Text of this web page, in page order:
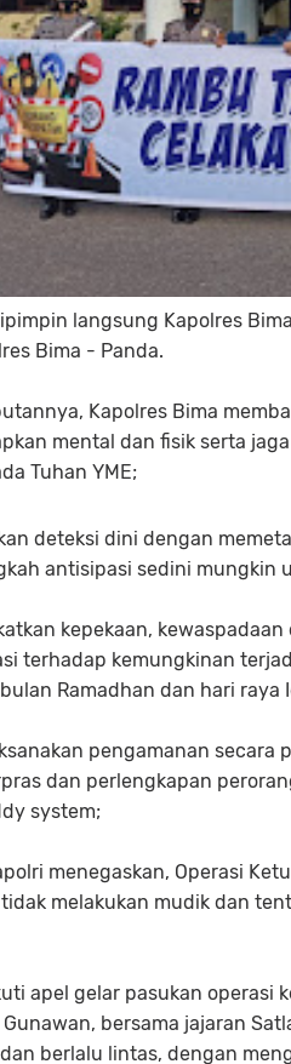
langsung Kapolres
Bima - Panda.
Kapolres Bima
mental dan fisik serta
Tuhan YME;
deteksi dini dengan
antisipasi sedini mungkin
kepekaan,
terhadap kemungkinan
Ramadhan dan hari raya
pengamanan
dan perlengkapan
system;
menegaskan, Operasi
melakukan mudik dan
apel gelar pasukan operasi
bersama jajaran
berlalu lintas, dengan